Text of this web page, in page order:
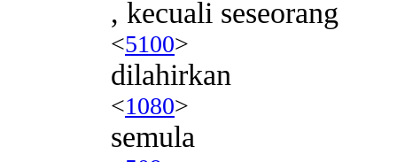
, kecuali seseorang
<5100>
dilahirkan
<1080>
semula